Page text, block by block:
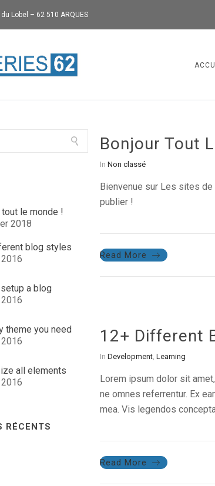
Lobel – 62 510 ARQUES
tout le monde !
2018
blog styles
a blog
theme you need
all elements
RÉCENTS
Bonjour Tout
In Non classé
Bienvenue sur Les sites
publier !
Read More
12+ Different
In Development, Learning
Lorem ipsum dolor sit
ne omnes referrentur. Ex
mea. Vis legendos
Read More